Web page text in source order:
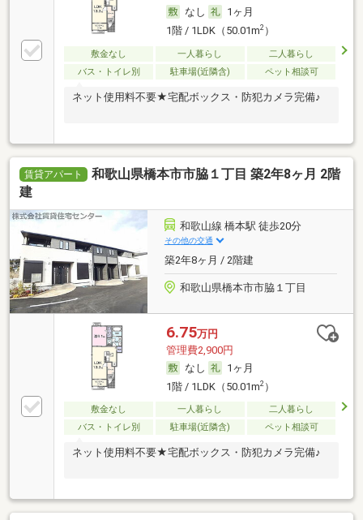
なし
1ヶ月
1階 / 1LDK（50.01m2）
敷金なし 一人暮らし
二人暮らし
バス・トイレ別
駐車場(近隣含) ペット相談可
ネット使用料不要★宅配ボックス・防犯カメラ完備♪
賃貸アパート
和歌山県橋本市市脇１丁目 築2年8ヶ月 2階
建
和歌山線 橋本駅 徒歩20分
その他の交通
築2年8ヶ月 / 2階建
和歌山県橋本市市脇１丁目
6.75万円
管理費2,900円
なし
1ヶ月
1階 / 1LDK（50.01m2）
敷金なし 一人暮らし
二人暮らし
バス・トイレ別
駐車場(近隣含) ペット相談可
ネット使用料不要★宅配ボックス・防犯カメラ完備♪